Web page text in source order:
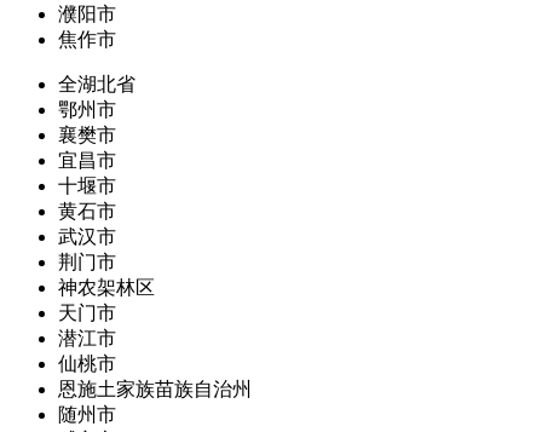
濮阳市
焦作市
全湖北省
鄂州市
襄樊市
宜昌市
十堰市
黄石市
武汉市
荆门市
神农架林区
天门市
潜江市
仙桃市
恩施土家族苗族自治州
随州市